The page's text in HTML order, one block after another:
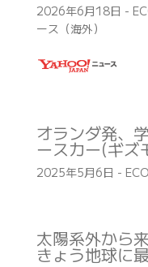
2026年6月18日 -
ース（海外）
オランダ発、
ースカー(ギズ
2025年5月6日 -
太陽系外から
きょう地球に